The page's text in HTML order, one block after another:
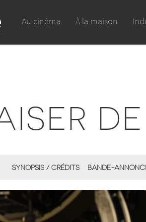
Au cinéma À la maison
SYNOPSIS / CRÉDITS BANDE-